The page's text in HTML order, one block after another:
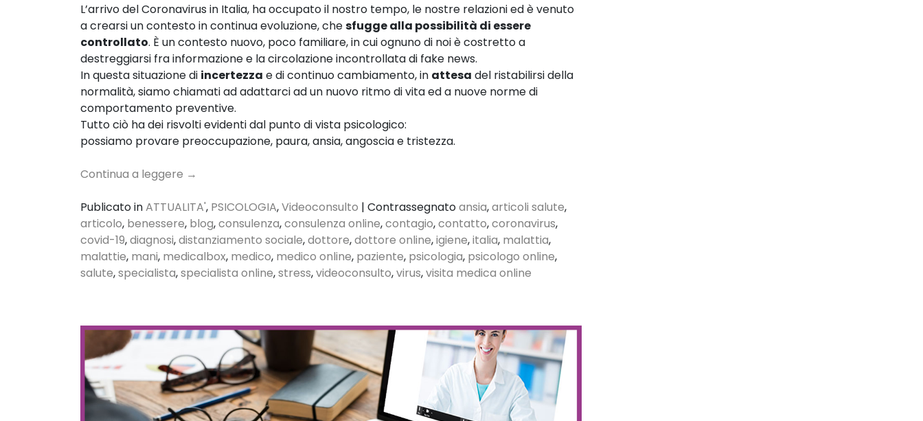
da
Coronavirus,
come
controllarlo?
L’arrivo del Coronavirus in Italia, ha occupato il nostro tempo, le nostre relazioni ed è venuto
a crearsi un contesto in continua evoluzione, chesfugge alla possibilità di essere
controllato. È un contesto nuovo, poco familiare, in cui ognuno di noi è costretto a
destreggiarsi fra informazione e la circolazione incontrollata di fake news.
In questa situazione di incertezza e di continuo cambiamento, in attesa del ristabilirsi della
normalità, siamo chiamati ad adattarci ad un nuovo ritmo di vita ed a nuove norme di
comportamento preventive.
Tutto ciò ha dei risvolti evidenti dal punto di vista psicologico:
possiamo provare preoccupazione, paura, ansia, angoscia e tristezza.
Continua a leggere →
Publicato inATTUALITA', PSICOLOGIA,Videoconsulto | Contrassegnatoansia,articoli salute,
articolo, benessere, blog,consulenza,consulenza online,contagio,contatto,coronavirus,
covid-19,diagnosi,distanziamento sociale,dottore,dottore online,igiene,italia, malattia,
malattie, mani, medicalbox, medico, medico online, paziente, psicologia, psicologo online,
salute,specialista,specialista online,stress,videoconsulto,virus,visita medica online